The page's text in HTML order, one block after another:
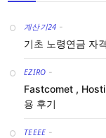
계산기24 -
기초 노령연금 자
EZIRO -
Fastcomet ,
용 후기
TEEEE -